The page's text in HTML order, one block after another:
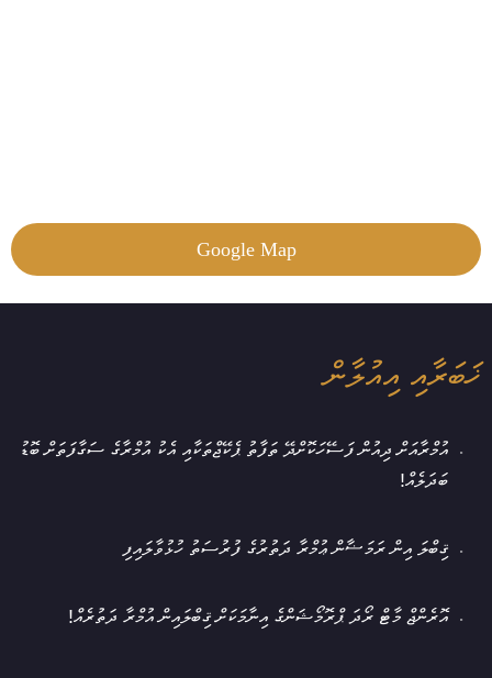
Google Map
ޚަބަރާއި އިއުލާން
އުމްރާއަށް ދިއުން ފަސޭހަކޮށްދޭ ތަފާތު ޕެކޭޖްތަކާއި އެކު އުމްރާގެ ސަގާފަތަށް ބޮޑު
ބަދަލެއް!
ޤިބްލަ އިން ރަމަޟާން ޢުމްރާ ދަތުރުގެ ފުރުސަތު ހުޅުވާލައިފި
އޮރެންޖް މާޓް ރޯދަ ޕްރޮމޯޝަންގެ އިނާމަކަށް ޤިބްލައިން އުމްރާ ދަތުރެއް!